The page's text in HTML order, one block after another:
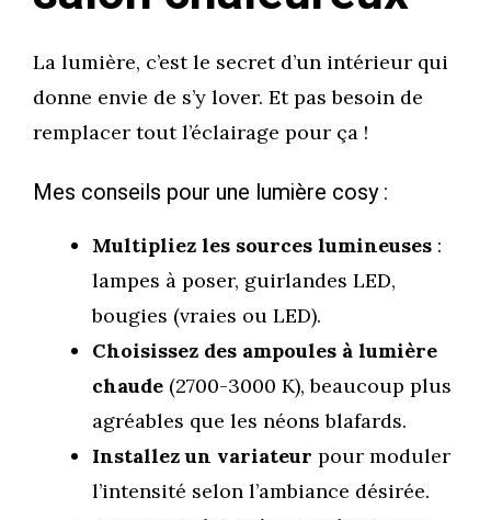
La lumière, c’est le secret d’un intérieur qui
donne envie de s’y lover. Et pas besoin de
remplacer tout l’éclairage pour ça !
Mes conseils pour une lumière cosy :
Multipliez les sources lumineuses :
lampes à poser, guirlandes LED,
bougies (vraies ou LED).
Choisissez des ampoules à lumière
chaude (2700-3000 K), beaucoup plus
agréables que les néons blafards.
Installez un variateur pour moduler
l’intensité selon l’ambiance désirée.